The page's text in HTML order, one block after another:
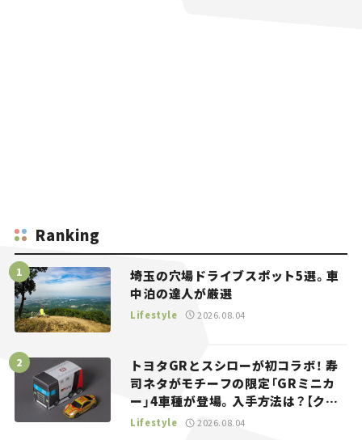
Ranking
埼玉の穴場ドライブスポット5選。車
中泊の達人が厳選
Lifestyle 2026.08.04
トヨタGRとスシローが初コラボ！ 寿
司ネタがモチーフの限定「GRミニカ
ー」4車種が登場。入手方法は？【クル
マとホビー】
Lifestyle 2026.08.04